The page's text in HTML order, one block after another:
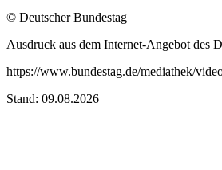
© Deutscher Bundestag
Ausdruck aus dem Internet-Angebot des
https://www.bundestag.de/mediathek/
Stand: 09.08.2026